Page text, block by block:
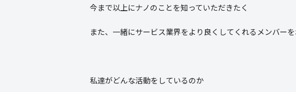
今まで以上にナノのことを知っていただきたく
また、一緒にサービス業界をより良くしてくれるメンバーを
私達がどんな活動をしているのか